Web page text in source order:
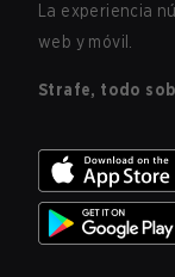
La experiencia
web y móvil.
Strafe, todo